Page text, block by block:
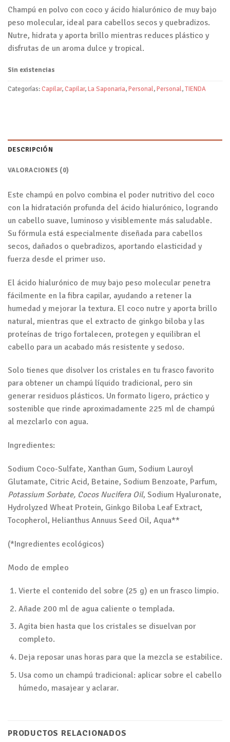
Champú en polvo con coco y ácido hialurónico de muy bajo
peso molecular, ideal para cabellos secos y quebradizos.
Nutre, hidrata y aporta brillo mientras reduces plástico y
disfrutas de un aroma dulce y tropical.
Sin existencias
Categorías:Capilar,Capilar,La Saponaria,Personal,Personal,TIENDA
DESCRIPCIÓN
VALORACIONES (0)
Este champú en polvo combina el poder nutritivo del coco
con la hidratación profunda del ácido hialurónico, logrando
un cabello suave, luminoso y visiblemente más saludable.
Su fórmula está especialmente diseñada para cabellos
secos, dañados o quebradizos, aportando elasticidad y
fuerza desde el primer uso.
El ácido hialurónico de muy bajo peso molecular penetra
fácilmente en la fibra capilar, ayudando a retener la
humedad y mejorar la textura. El coco nutre y aporta brillo
natural, mientras que el extracto de ginkgo biloba y las
proteínas de trigo fortalecen, protegen y equilibran el
cabello para un acabado más resistente y sedoso.
Solo tienes que disolver los cristales en tu frasco favorito
para obtener un champú líquido tradicional, pero sin
generar residuos plásticos. Un formato ligero, práctico y
sostenible que rinde aproximadamente 225 ml de champú
al mezclarlo con agua.
Ingredientes:
Sodium Coco-Sulfate, Xanthan Gum, Sodium Lauroyl
Glutamate, Citric Acid, Betaine, Sodium Benzoate, Parfum,
Potassium Sorbate, Cocos Nucifera Oil, Sodium Hyaluronate,
Hydrolyzed Wheat Protein, Ginkgo Biloba Leaf Extract,
Tocopherol, Helianthus Annuus Seed Oil, Aqua**
(*Ingredientes ecológicos)
Modo de empleo
Vierte el contenido del sobre (25 g) en un frasco limpio.
Añade 200 ml de agua caliente o templada.
Agita bien hasta que los cristales se disuelvan por
completo.
Deja reposar unas horas para que la mezcla se estabilice.
Usa como un champú tradicional: aplicar sobre el cabello
húmedo, masajear y aclarar.
PRODUCTOS RELACIONADOS